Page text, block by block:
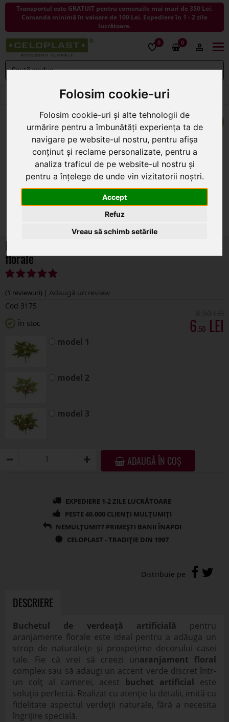
Folosim cookie-uri
Folosim cookie-uri și alte tehnologii de
urmărire pentru a îmbunătăți experiența ta de
navigare pe website-ul nostru, pentru afișa
conținut și reclame personalizate, pentru a
analiza traficul de pe website-ul nostru și
pentru a înțelege de unde vin vizitatorii noștri.
Accept
Refuz
Vreau să schimb setările
Transportul este GRATUIT pentru comenzile mai mari de 350 Lei.
Comanda minimă în valoare de 100 Lei. Expediere în 1 - 2 zile
lucrătoare.
0 0
< ÎNAPOI LA FLORI ARTIFICIALE
Buchet verdeata artificiala pentru aranjamente
florale
(1 reviewuri) |
Cod 3175
În stoc 6.50
model 1
model 2
model 3
ADAUGĂ ÎN COȘ
DESCRIERE
Buchetul de verdeață artificială pentru
aranjamente florale este ideal pentru a adăuga un
strop de naturalețe și prospețime decorului casei
tale. Fie că vrei să creezi unaranjament floral
complex sau să adaugi un accent verde discret într-
un colț al camerei, acest buchet artificial este
soluția perfectă. Realizat cu atenție la detalii, imită cu
fidelitate aspectul verdeții naturale, fără a necesita
îngrijire specială.